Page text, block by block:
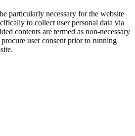
particularly necessary for the website
to collect user personal data via
contents are termed as non-necessary
user consent prior to running